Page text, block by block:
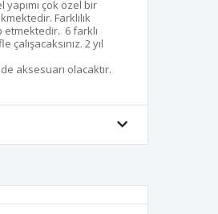
çok özel bir
Farklılık
etmektedir. 6 farklı
2 yıl
aksesuarı olacaktır.